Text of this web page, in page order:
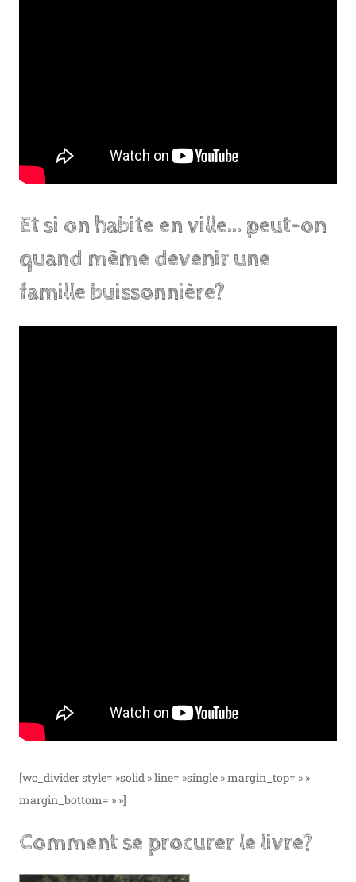
Et si on habite en ville… peut-on
quand même devenir une
famille buissonnière?
[wc_divider style= »solid » line= »single » margin_top= » »
margin_bottom= » »]
Comment se procurer le livre?